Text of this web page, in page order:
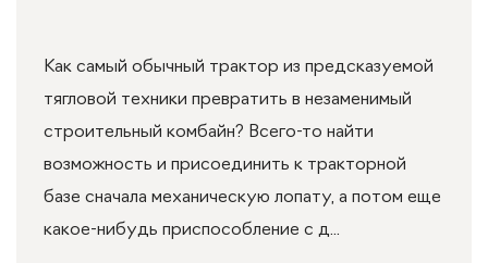
Как самый обычный трактор из предсказуемой
тягловой техники превратить в незаменимый
строительный комбайн? Всего-то найти
возможность и присоединить к тракторной
базе сначала механическую лопату, а потом еще
какое-нибудь приспособление с д...